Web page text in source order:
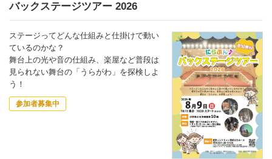
バックステージツアー 2026
ステージってどんな仕組みと仕掛けで動い
ているのかな？
舞台上の光や音の仕組み、楽屋など普段は
見られない舞台の「うらがわ」を探検しよ
う！
参加者募集中